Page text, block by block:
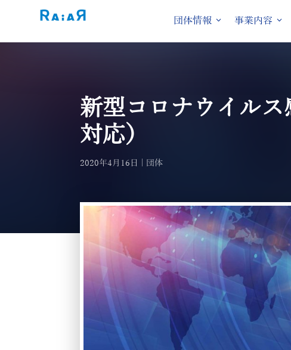
団体情報 事業内容
新型コロナウイル
対応）
2020年4月16日 団体